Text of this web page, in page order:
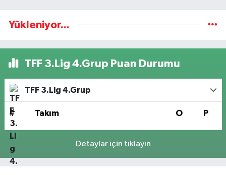
Yükleniyor...
TFF 3.Lig 4.Grup Puan Durumu
TFF 3.Lig 4.Grup
# Takım O P
Detaylar için tıklayın